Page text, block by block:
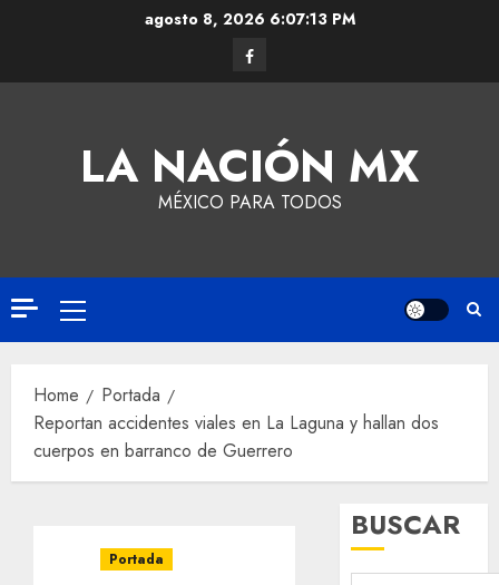
agosto 8, 2026 6:07:14 PM
LA NACIÓN MX
MÉXICO PARA TODOS
Home
Portada
Reportan accidentes viales en La Laguna y hallan dos
cuerpos en barranco de Guerrero
Portada
BUSCAR